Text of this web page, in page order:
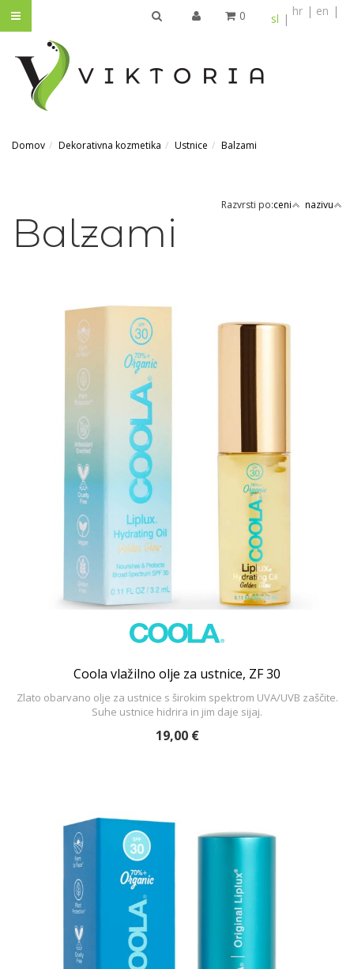
sl
hr en
0
Domov Dekorativna kozmetika Ustnice Balzami
Razvrsti po:ceni nazivu
Balzami
Coola vlažilno olje za ustnice, ZF 30
Zlato obarvano olje za ustnice s širokim spektrom UVA/UVB zaščite.
Suhe ustnice hidrira in jim daje sijaj.
19,00 €